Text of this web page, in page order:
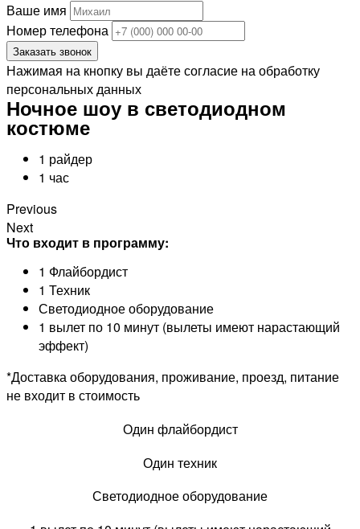
Ваше имя
Номер телефона
Заказать звонок
Нажимая на кнопку вы даёте согласие на обработку
персональных данных
Ночное шоу в светодиодном
костюме
1 райдер
1 час
Previous
Next
Что входит в программу:
1 Флайбордист
1 Техник
Светодиодное оборудование
1 вылет по 10 минут (вылеты имеют нарастающий
эффект)
*Доставка оборудования, проживание, проезд, питание
не входит в стоимость
Один флайбордист
Один техник
Светодиодное оборудование